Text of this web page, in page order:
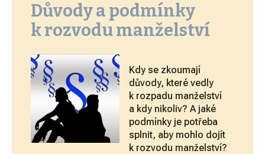
Důvody a podmínky
k rozvodu manželství
Kdy se zkoumají
důvody, které vedly
k rozpadu manželství
a kdy nikoliv? A jaké
podmínky je potřeba
splnit, aby mohlo dojít
k rozvodu manželství?